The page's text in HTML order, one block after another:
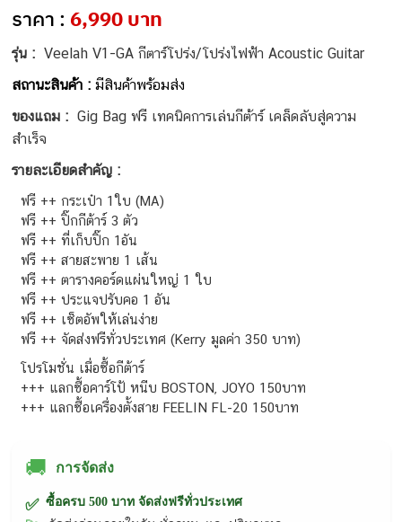
ราคา : 6,990 บาท
รุ่น :Veelah V1-GA กีตาร์โปร่ง/โปร่งไฟฟ้า Acoustic Guitar
สถานะสินค้า :มีสินค้าพร้อมส่ง
ของแถม :Gig Bag ฟรี เทคนิคการเล่นกีต้าร์ เคล็ดลับสู่ความ
สำเร็จ
รายละเอียดสำคัญ :
ฟรี ++ กระเป๋า 1ใบ (MA)
ฟรี ++ ปิ๊กกีต้าร์ 3 ตัว
ฟรี ++ ที่เก็บปิ๊ก 1อัน
ฟรี ++ สายสะพาย 1 เส้น
ฟรี ++ ตารางคอร์ดแผ่นใหญ่ 1 ใบ
ฟรี ++ ประแจปรับคอ 1 อัน
ฟรี ++ เซ็ตอัพให้เล่นง่าย
ฟรี ++ จัดส่งฟรีทั่วประเทศ (Kerry มูลค่า 350 บาท)
โปรโมชั่น เมื่อซื้อกีต้าร์
+++ แลกซื้อคาร์โป้ หนีบ BOSTON, JOYO 150บาท
+++ แลกซื้อเครื่องตั้งสาย FEELIN FL-20 150บาท
🚚 การจัดส่ง
✅ ซื้อครบ 500 บาท จัดส่งฟรีทั่วประเทศ